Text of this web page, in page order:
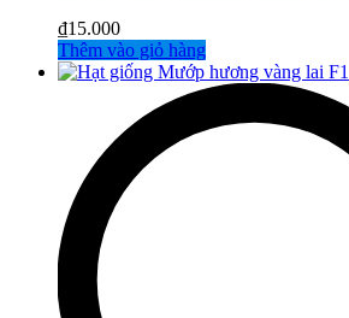
₫15.000
Thêm vào giỏ hàng